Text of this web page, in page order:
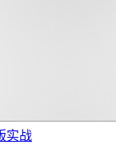
实战